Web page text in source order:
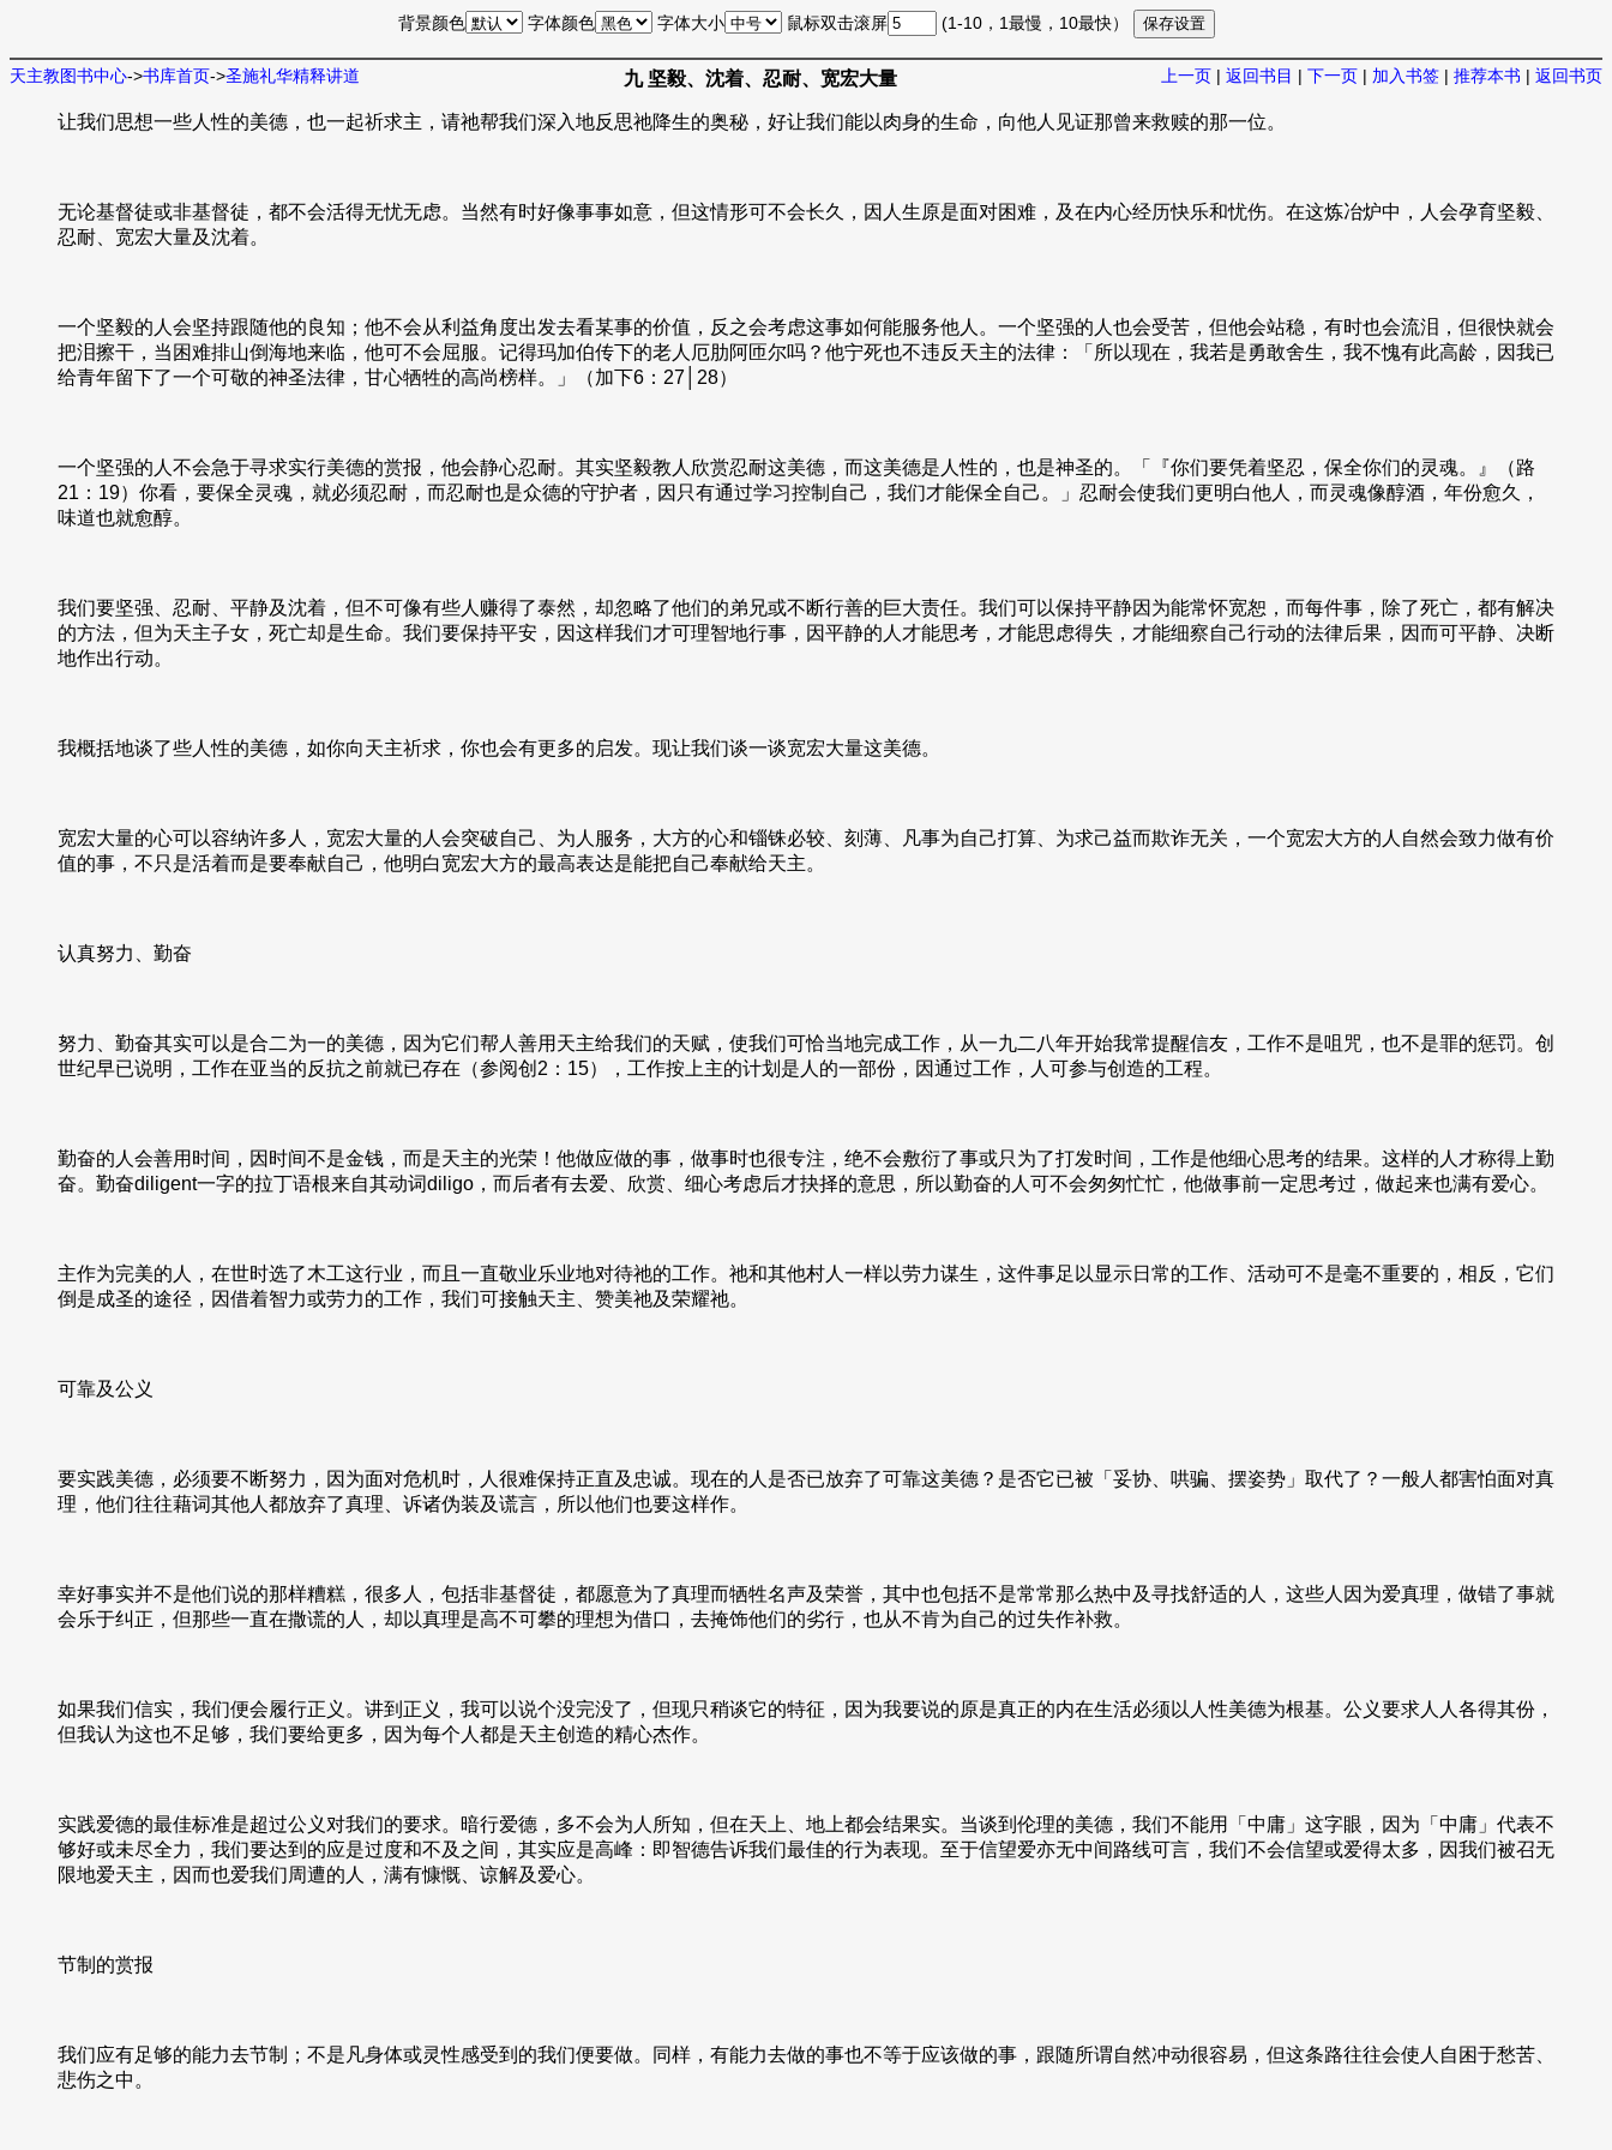
背景颜色 字体颜色 字体大小 鼠标双击滚屏 (1-10，1最慢，10最快）
天主教图书中心->书库首页->圣施礼华精释讲道 上一页 | 返回书目 | 下一页 | 加入书签 | 推荐本书 | 返回书页
九 坚毅、沈着、忍耐、宽宏大量
让我们思想一些人性的美德，也一起祈求主，请祂帮我们深入地反思祂降生的奥秘，好让我们能以肉身的生命，向他人见证那曾来救赎的那一位。
无论基督徒或非基督徒，都不会活得无忧无虑。当然有时好像事事如意，但这情形可不会长久，因人生原是面对困难，及在内心经历快乐和忧伤。在这炼冶炉中，人会孕育坚毅、
忍耐、宽宏大量及沈着。
一个坚毅的人会坚持跟随他的良知；他不会从利益角度出发去看某事的价值，反之会考虑这事如何能服务他人。一个坚强的人也会受苦，但他会站稳，有时也会流泪，但很快就会
把泪擦干，当困难排山倒海地来临，他可不会屈服。记得玛加伯传下的老人厄肋阿匝尔吗？他宁死也不违反天主的法律：「所以现在，我若是勇敢舍生，我不愧有此高龄，因我已
给青年留下了一个可敬的神圣法律，甘心牺牲的高尚榜样。」（加下6：27│28）
一个坚强的人不会急于寻求实行美德的赏报，他会静心忍耐。其实坚毅教人欣赏忍耐这美德，而这美德是人性的，也是神圣的。「『你们要凭着坚忍，保全你们的灵魂。』（路
21：19）你看，要保全灵魂，就必须忍耐，而忍耐也是众德的守护者，因只有通过学习控制自己，我们才能保全自己。」忍耐会使我们更明白他人，而灵魂像醇酒，年份愈久，
味道也就愈醇。
我们要坚强、忍耐、平静及沈着，但不可像有些人赚得了泰然，却忽略了他们的弟兄或不断行善的巨大责任。我们可以保持平静因为能常怀宽恕，而每件事，除了死亡，都有解决
的方法，但为天主子女，死亡却是生命。我们要保持平安，因这样我们才可理智地行事，因平静的人才能思考，才能思虑得失，才能细察自己行动的法律后果，因而可平静、决断
地作出行动。
我概括地谈了些人性的美德，如你向天主祈求，你也会有更多的启发。现让我们谈一谈宽宏大量这美德。
宽宏大量的心可以容纳许多人，宽宏大量的人会突破自己、为人服务，大方的心和锱铢必较、刻薄、凡事为自己打算、为求己益而欺诈无关，一个宽宏大方的人自然会致力做有价
值的事，不只是活着而是要奉献自己，他明白宽宏大方的最高表达是能把自己奉献给天主。
认真努力、勤奋
努力、勤奋其实可以是合二为一的美德，因为它们帮人善用天主给我们的天赋，使我们可恰当地完成工作，从一九二八年开始我常提醒信友，工作不是咀咒，也不是罪的惩罚。创
世纪早已说明，工作在亚当的反抗之前就已存在（参阅创2：15），工作按上主的计划是人的一部份，因通过工作，人可参与创造的工程。
勤奋的人会善用时间，因时间不是金钱，而是天主的光荣！他做应做的事，做事时也很专注，绝不会敷衍了事或只为了打发时间，工作是他细心思考的结果。这样的人才称得上勤
奋。勤奋diligent一字的拉丁语根来自其动词diligo，而后者有去爱、欣赏、细心考虑后才抉择的意思，所以勤奋的人可不会匆匆忙忙，他做事前一定思考过，做起来也满有爱心。
主作为完美的人，在世时选了木工这行业，而且一直敬业乐业地对待祂的工作。祂和其他村人一样以劳力谋生，这件事足以显示日常的工作、活动可不是毫不重要的，相反，它们
倒是成圣的途径，因借着智力或劳力的工作，我们可接触天主、赞美祂及荣耀祂。
可靠及公义
要实践美德，必须要不断努力，因为面对危机时，人很难保持正直及忠诚。现在的人是否已放弃了可靠这美德？是否它已被「妥协、哄骗、摆姿势」取代了？一般人都害怕面对真
理，他们往往藉词其他人都放弃了真理、诉诸伪装及谎言，所以他们也要这样作。
幸好事实并不是他们说的那样糟糕，很多人，包括非基督徒，都愿意为了真理而牺牲名声及荣誉，其中也包括不是常常那么热中及寻找舒适的人，这些人因为爱真理，做错了事就
会乐于纠正，但那些一直在撒谎的人，却以真理是高不可攀的理想为借口，去掩饰他们的劣行，也从不肯为自己的过失作补救。
如果我们信实，我们便会履行正义。讲到正义，我可以说个没完没了，但现只稍谈它的特征，因为我要说的原是真正的内在生活必须以人性美德为根基。公义要求人人各得其份，
但我认为这也不足够，我们要给更多，因为每个人都是天主创造的精心杰作。
实践爱德的最佳标准是超过公义对我们的要求。暗行爱德，多不会为人所知，但在天上、地上都会结果实。当谈到伦理的美德，我们不能用「中庸」这字眼，因为「中庸」代表不
够好或未尽全力，我们要达到的应是过度和不及之间，其实应是高峰：即智德告诉我们最佳的行为表现。至于信望爱亦无中间路线可言，我们不会信望或爱得太多，因我们被召无
限地爱天主，因而也爱我们周遭的人，满有慷慨、谅解及爱心。
节制的赏报
我们应有足够的能力去节制；不是凡身体或灵性感受到的我们便要做。同样，有能力去做的事也不等于应该做的事，跟随所谓自然冲动很容易，但这条路往往会使人自困于愁苦、
悲伤之中。